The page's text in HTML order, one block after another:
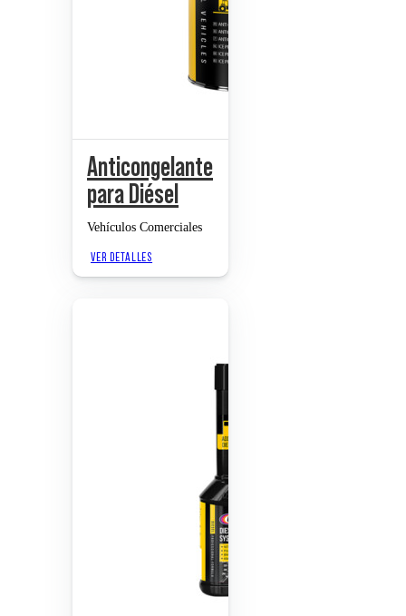
Anticongelante
para Diésel
Vehículos Comerciales
VER DETALLES